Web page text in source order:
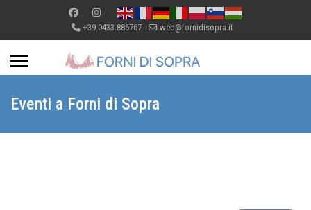
+39 0433.886767 web@fornidisopra.it
Eventi a Forni di Sopra